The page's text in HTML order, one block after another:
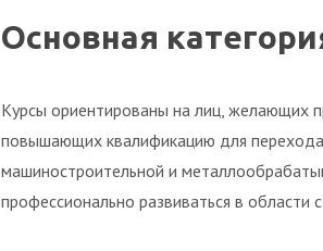
Основная
Курсы ориентированы на лиц, желающих
повышающих квалификацию для перехода
машиностроительной и
профессионально развиваться в